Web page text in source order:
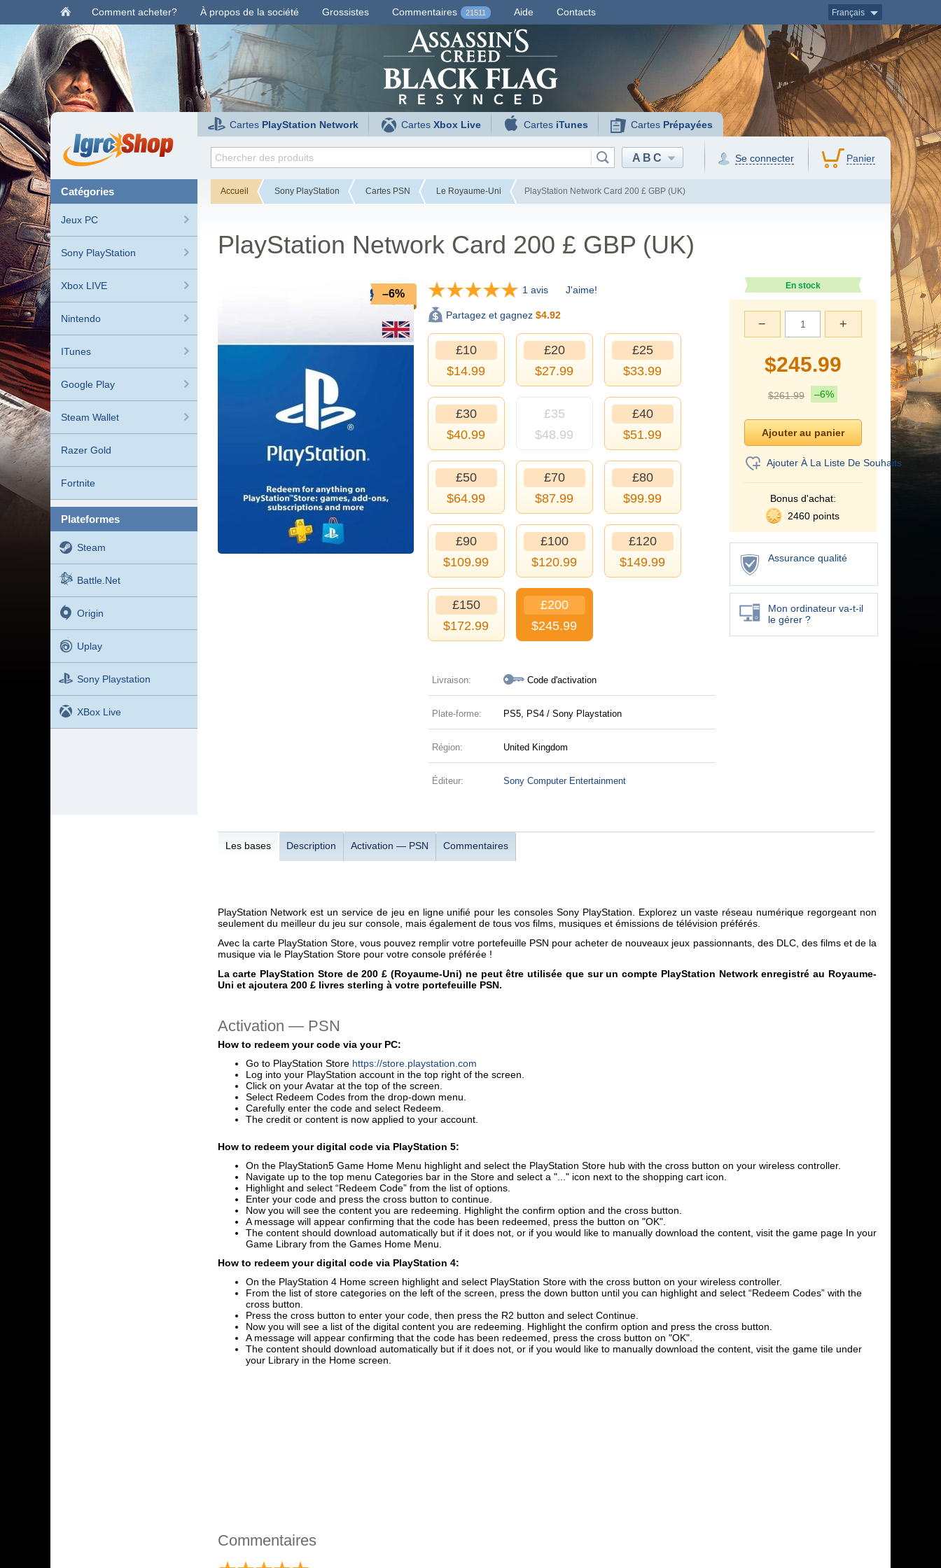
Comment acheter? À propos de la société Grossistes Commentaires 21511 Aide Contacts Français
Cartes PlayStation Network CartesXbox Live Cartes iTunes Cartes Prépayées
ABC Se connecter Panier
catégories
Jeux PC
Sony PlayStation
Xbox LIVE
Nintendo
ITunes
Google Play
Steam Wallet
Razer Gold
Fortnite
plateformes
Steam
Battle.net
Origin
Uplay
Sony Playstation
XBox Live
Accueil Sony PlayStation Cartes PSN Le Royaume-Uni PlayStation Network Card 200 £ GBP (UK)
PlayStation Network Card 200 £ GBP (UK)
–6% 1 avis J'aime!
Partagez et gagnez $4.92
£10
$14.99
£20
$27.99
£25
$33.99
£30
$40.99
£35
$48.99
£40
$51.99
£50
$64.99
£70
$87.99
£80
$99.99
£90
$109.99
£100
$120.99
£120
$149.99
£150
$172.99
£200
$245.99
Livraison: Code d'activation
Plate-forme: PS5, PS4 / Sony Playstation
Région: United Kingdom
Éditeur: Sony Computer Entertainment
En stock
+
−
$245.99
$261.99 –6%
Ajouter À La Liste De Souhaits
Bonus d'achat:
2460 points
Assurance qualité
Mon ordinateur va-t-il
le gérer ?
Les bases Description Activation — PSN Commentaires
PlayStation Network est un service de jeu en ligne unifié pour les consoles Sony PlayStation. Explorez un vaste réseau numérique regorgeant non
seulement du meilleur du jeu sur console, mais également de tous vos films, musiques et émissions de télévision préférés.
Avec la carte PlayStation Store, vous pouvez remplir votre portefeuille PSN pour acheter de nouveaux jeux passionnants, des DLC, des films et de la
musique via le PlayStation Store pour votre console préférée !
La carte PlayStation Store de 200 £ (Royaume-Uni) ne peut être utilisée que sur un compte PlayStation Network enregistré au Royaume-
Uni et ajoutera 200 £ livres sterling à votre portefeuille PSN.
Activation — PSN
How to redeem your code via your PC:
Go to PlayStation Store https://store.playstation.com
Log into your PlayStation account in the top right of the screen.
Click on your Avatar at the top of the screen.
Select Redeem Codes from the drop-down menu.
Carefully enter the code and select Redeem.
The credit or content is now applied to your account.
How to redeem your digital code via PlayStation 5:
On the PlayStation5 Game Home Menu highlight and select the PlayStation Store hub with the cross button on your wireless controller.
Navigate up to the top menu Categories bar in the Store and select a "..." icon next to the shopping cart icon.
Highlight and select “Redeem Code” from the list of options.
Enter your code and press the cross button to continue.
Now you will see the content you are redeeming. Highlight the confirm option and the cross button.
A message will appear confirming that the code has been redeemed, press the button on "OK".
The content should download automatically but if it does not, or if you would like to manually download the content, visit the game page In your
Game Library from the Games Home Menu.
How to redeem your digital code via PlayStation 4:
On the PlayStation 4 Home screen highlight and select PlayStation Store with the cross button on your wireless controller.
From the list of store categories on the left of the screen, press the down button until you can highlight and select “Redeem Codes” with the
cross button.
Press the cross button to enter your code, then press the R2 button and select Continue.
Now you will see a list of the digital content you are redeeming. Highlight the confirm option and press the cross button.
A message will appear confirming that the code has been redeemed, press the cross button on "OK".
The content should download automatically but if it does not, or if you would like to manually download the content, visit the game tile under
your Library in the Home screen.
Commentaires